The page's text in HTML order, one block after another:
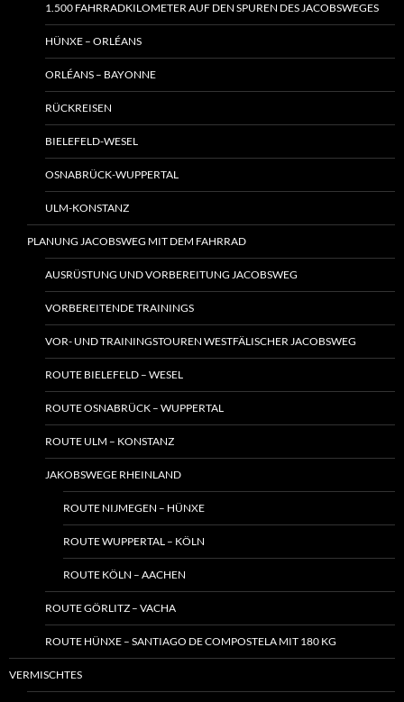
1.500 FAHRRADKILOMETER AUF DEN SPUREN DES JACOBSWEGES
HÜNXE – ORLÉANS
ORLÉANS – BAYONNE
RÜCKREISEN
BIELEFELD-WESEL
OSNABRÜCK-WUPPERTAL
ULM-KONSTANZ
PLANUNG JACOBSWEG MIT DEM FAHRRAD
AUSRÜSTUNG UND VORBEREITUNG JACOBSWEG
VORBEREITENDE TRAININGS
VOR- UND TRAININGSTOUREN WESTFÄLISCHER JACOBSWEG
ROUTE BIELEFELD – WESEL
ROUTE OSNABRÜCK – WUPPERTAL
ROUTE ULM – KONSTANZ
JAKOBSWEGE RHEINLAND
ROUTE NIJMEGEN – HÜNXE
ROUTE WUPPERTAL – KÖLN
ROUTE KÖLN – AACHEN
ROUTE GÖRLITZ – VACHA
ROUTE HÜNXE – SANTIAGO DE COMPOSTELA MIT 180 KG
VERMISCHTES